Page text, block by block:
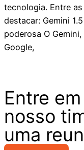
tecnologia. Entre
destacar: Gemini
poderosa O
Google,
Entre
nosso
uma